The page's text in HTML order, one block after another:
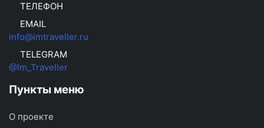
ТЕЛЕФОН
EMAIL
info@imtraveller.ru
TELEGRAM
@Im_Traveller
Пункты меню
О проекте